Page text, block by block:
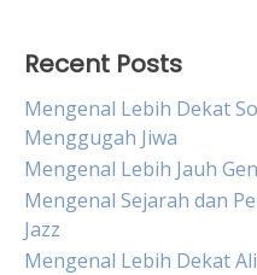
Recent Posts
Mengenal Lebih Dekat
Menggugah Jiwa
Mengenal Lebih Jauh
Mengenal Sejarah dan
Jazz
Mengenal Lebih Dekat